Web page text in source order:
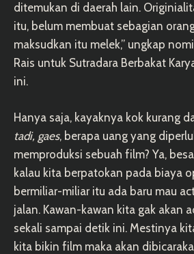
ditemukan di daerah lain.
itu, belum membuat sebagian
maksudkan itu melek,” ungkap
Rais untuk Sutradara Berbakat
ini.
Hanya saja, kayaknya kok kurang
tadi, gaes, berapa uang yang
memproduksi sebuah film? Ya,
kalau kita berpatokan pada biaya
bermiliar-miliar itu ada baru mau
jalan. Kawan-kawan kita gak akan
sekali sampai detik ini. Mestinya
kita bikin film maka akan